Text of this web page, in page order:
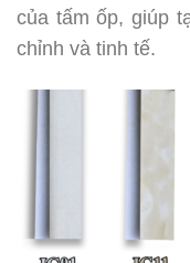
của tấm ốp, giúp
chỉnh và tinh tế.